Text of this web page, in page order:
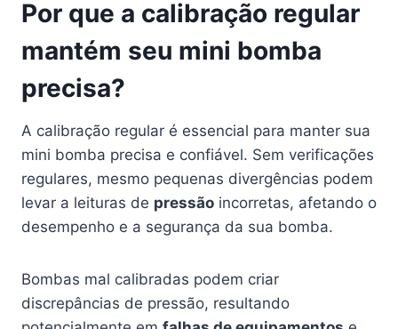
Por que a calibração regular
mantém seu mini bomba
precisa?
A calibração regular é essencial para manter sua
mini bomba precisa e confiável. Sem verificações
regulares, mesmo pequenas divergências podem
levar a leituras de pressão incorretas, afetando o
desempenho e a segurança da sua bomba.
Bombas mal calibradas podem criar
discrepâncias de pressão, resultando